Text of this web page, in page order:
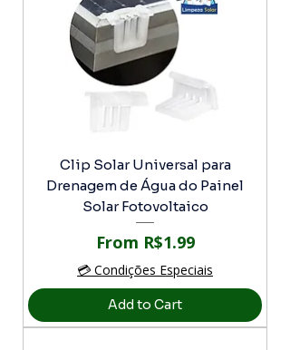
Clip Solar Universal para
Drenagem de Água do Painel
Solar Fotovoltaico
From R$1.99
Sale Price
💳 Condições Especiais
Add to Cart